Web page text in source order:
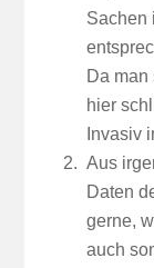
Sachen
Da
hier
Invasiv
Aus
Daten
gerne,
auch